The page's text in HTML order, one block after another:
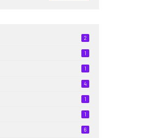
2
1
1
4
1
1
6